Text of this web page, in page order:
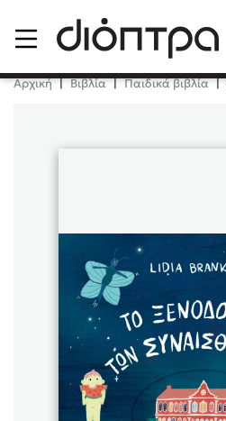
Δημοφιλή Βιβλία
Χάρης Πολίτης
Καθρέφτης
Αρχική | Βιβλία | Παιδικά βιβλία |